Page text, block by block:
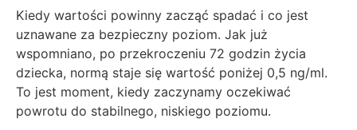
Kiedy wartości powinny zacząć spadać i co jest
uznawane za bezpieczny poziom. Jak już
wspomniano, po przekroczeniu 72 godzin życia
dziecka, normą staje się wartość poniżej 0,5 ng/ml.
To jest moment, kiedy zaczynamy oczekiwać
powrotu do stabilnego, niskiego poziomu.